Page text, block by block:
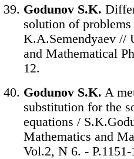
Godunov S.K.
solution of
K.A.Semendyaev //
and Mathematical
12.
Godunov S.K. A
substitution for the
equations /
Mathematics and
Vol.2, N 6. - P.1151-